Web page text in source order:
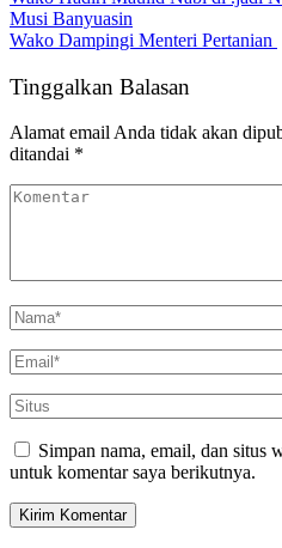
Musi Banyuasin
Wako Dampingi Menteri Pertanian
Tinggalkan Balasan
Alamat email Anda tidak akan
ditandai *
Simpan nama, email, dan situs
untuk komentar saya berikutnya.